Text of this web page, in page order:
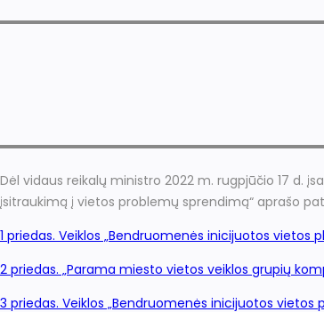
Dėl vidaus reikalų ministro 2022 m. rugpjūčio 17 d.
įsitraukimą į vietos problemų sprendimą“ aprašo
1 priedas. Veiklos „Bendruomenės inicijuotos
2 priedas. „Parama miesto vietos veiklos grupių
3 priedas. Veiklos „Bendruomenės inicijuotos